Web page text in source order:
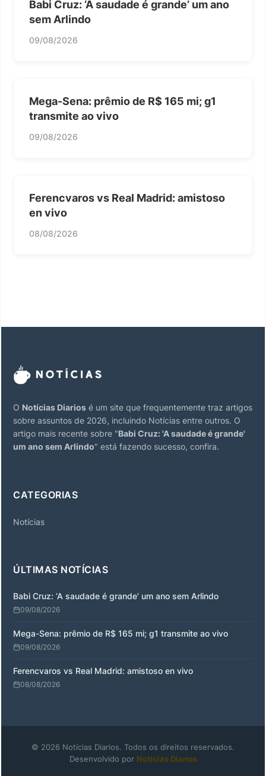
Babi Cruz: ‘A saudade é grande’ um ano
sem Arlindo
09/08/2026
Mega-Sena: prêmio de R$ 165 mi; g1
transmite ao vivo
09/08/2026
Ferencvaros vs Real Madrid: amistoso
en vivo
08/08/2026
O Notícias Diarios é um site que frequentemente traz artigos
sobre assuntos de 2026, incluindo Notícias entre outros. O
artigo mais recente sobre "Babi Cruz: 'A saudade é grande'
um ano sem Arlindo" está fazendo sucesso, confira.
CATEGORIAS
Notícias
ÚLTIMAS NOTÍCIAS
Babi Cruz: ‘A saudade é grande’ um ano sem Arlindo
09/08/2026
Mega-Sena: prêmio de R$ 165 mi; g1 transmite ao vivo
09/08/2026
Ferencvaros vs Real Madrid: amistoso en vivo
08/08/2026
© 2026 Notícias Diarios. Todos os direitos reservados.
Desenvolvido por Notícias Diarios